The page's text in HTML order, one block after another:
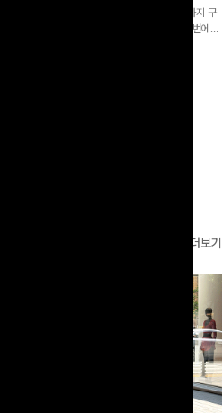
[SET PICK]버튼 카라 블라우스와 팬츠, 스트랩까지 구
성된 활용도 높은 3종 세트 🤍 코디 걱정 없이 한 번에
더보기